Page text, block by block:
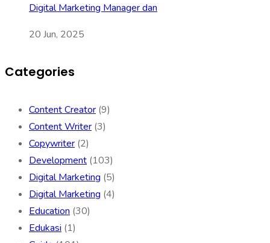
Digital Marketing Manager dan
20 Jun, 2025
Categories
Content Creator (9)
Content Writer (3)
Copywriter (2)
Development (103)
Digital Marketing (5)
Digital Marketing (4)
Education (30)
Edukasi (1)